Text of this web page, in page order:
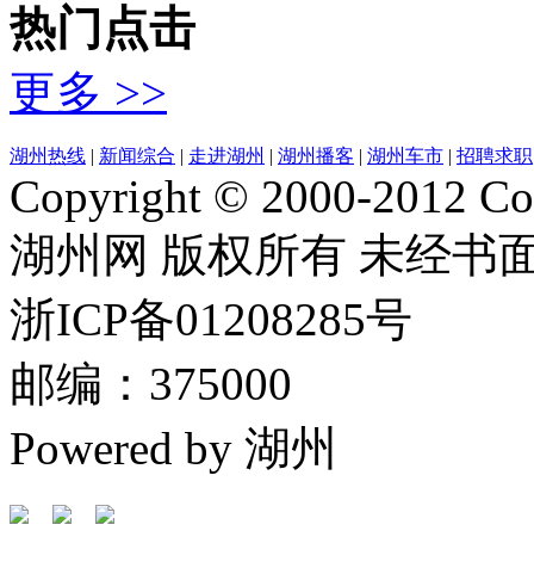
热门点击
更多 >>
湖州热线 | 新闻综合 | 走进湖州 | 湖州播客 | 湖州车市 | 招聘求职
Copyright © 2000-2012
湖州网 版权所有 未经书
浙ICP备01208285号
邮编：375000
Powered by 湖州